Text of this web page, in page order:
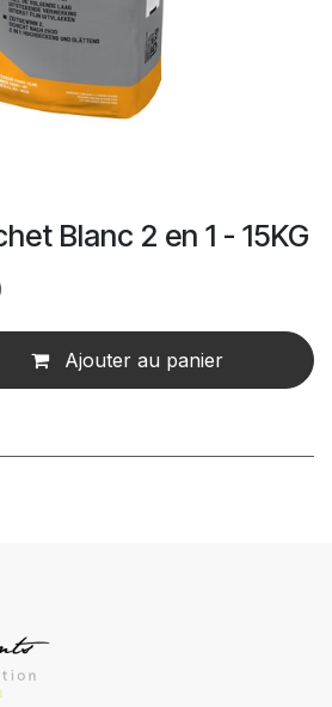
Blanc 2 en 1 - 15KG
Ajouter au panier